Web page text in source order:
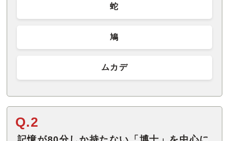
蛇
鳩
ムカデ
Q.2